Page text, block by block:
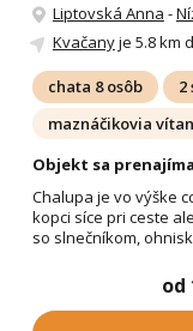
Liptovská Anna -
Kvačanyje 5.8 km
chata 8 osôb 2
maznáčikovia
Objekt sa
Chalupa je vo výške
kopci síce pri ceste
so slnečníkom,
od